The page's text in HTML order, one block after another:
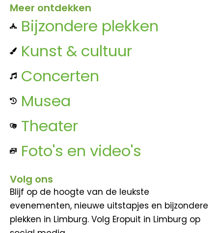
Meer ontdekken
Bijzondere plekken
Kunst & cultuur
Concerten
Musea
Theater
Foto's en video's
Volg ons
Blijf op de hoogte van de leukste
evenementen, nieuwe uitstapjes en bijzondere
plekken in Limburg. Volg Eropuit in Limburg op